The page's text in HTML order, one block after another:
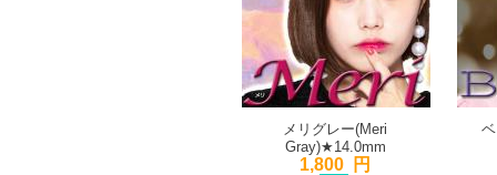
メリグレー(Meri
Gray)★14.0mm
1,800 円